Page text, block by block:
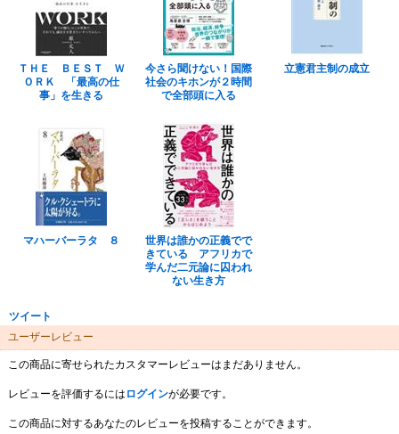
ＴＨＥ ＢＥＳＴ Ｗ
ＯＲＫ 「最高の仕
事」を生きる
今さら聞けない！国際
社会のキホンが２時間
で全部頭に入る
立憲君主制の成立
マハーバーラタ ８
世界は誰かの正義でで
きている アフリカで
学んだ二元論に囚われ
ない生き方
ツイート
ユーザーレビュー
この商品に寄せられたカスタマーレビューはまだありません。
レビューを評価するには ログインが必要です。
この商品に対するあなたのレビューを投稿することができます。